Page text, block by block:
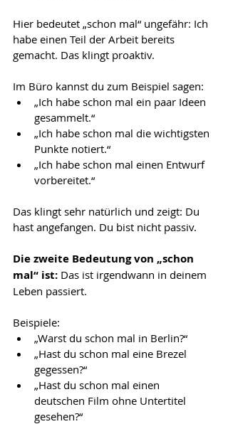
Hier bedeutet „schon mal“ ungefähr: Ich
habe einen Teil der Arbeit bereits
gemacht. Das klingt proaktiv.
Im Büro kannst du zum Beispiel sagen:
„Ich habe schon mal ein paar Ideen
gesammelt.“
„Ich habe schon mal die wichtigsten
Punkte notiert.“
„Ich habe schon mal einen Entwurf
vorbereitet.“
Das klingt sehr natürlich und zeigt: Du
hast angefangen. Du bist nicht passiv.
Die zweite Bedeutung von „schon
mal“ ist: Das ist irgendwann in deinem
Leben passiert.
Beispiele:
„Warst du schon mal in Berlin?“
„Hast du schon mal eine Brezel
gegessen?“
„Hast du schon mal einen
deutschen Film ohne Untertitel
gesehen?“